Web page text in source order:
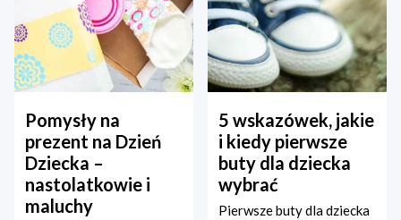
Pomysły na
prezent na Dzień
Dziecka –
nastolatkowie i
maluchy
5 wskazówek, jakie
i kiedy pierwsze
buty dla dziecka
wybrać
Pierwsze buty dla dziecka